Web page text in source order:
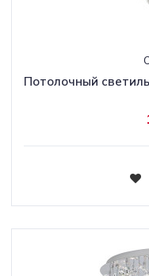
Потолочный